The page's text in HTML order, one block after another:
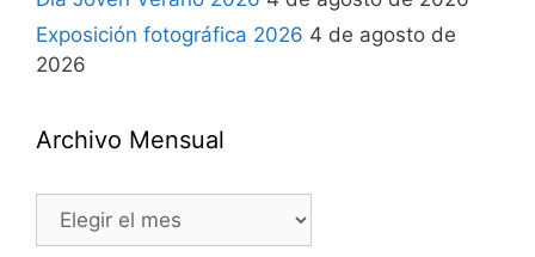
Exposición fotográfica 2026 4 de agosto de
2026
Archivo Mensual